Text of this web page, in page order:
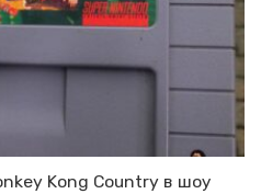
Kong Country в шоу